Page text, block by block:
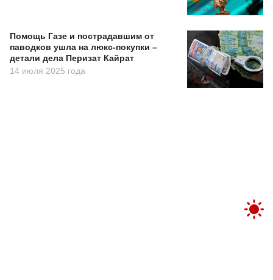
Помощь Газе и пострадавшим от
паводков ушла на люкс-покупки –
детали дела Перизат Кайрат
14 июля 2025 года